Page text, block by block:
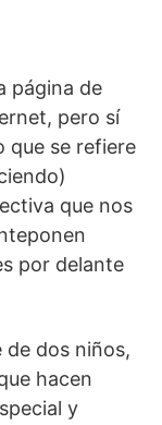
página de
pero sí
que se refiere
que nos
por delante
de dos niños,
hacen
y